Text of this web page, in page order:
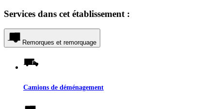
Services dans cet établissement :
Remorques et remorquage
Camions de déménagement